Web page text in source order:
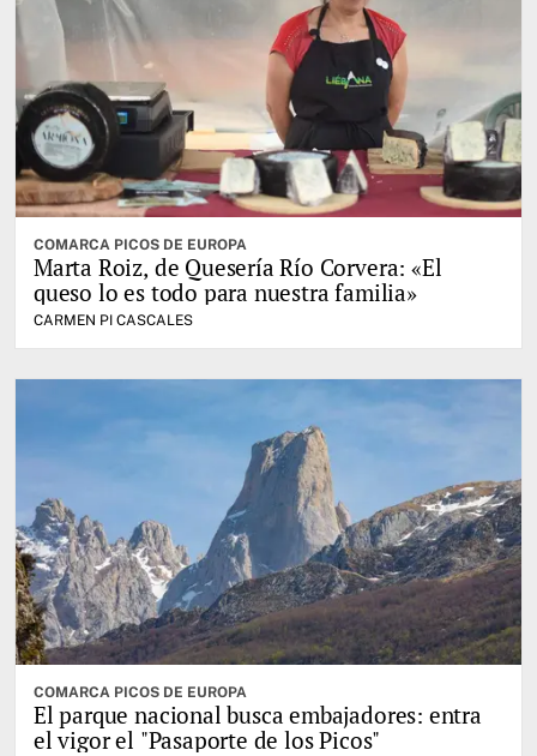
COMARCA PICOS DE EUROPA
Marta Roiz, de Quesería Río Corvera: «El
queso lo es todo para nuestra familia»
CARMEN PI CASCALES
COMARCA PICOS DE EUROPA
El parque nacional busca embajadores: entra
el vigor el "Pasaporte de los Picos"